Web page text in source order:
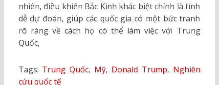
nhiên, điều khiến Bắc Kinh khác biệt chính là tính
dễ dự đoán, giúp các quốc gia có một bức tranh
rõ ràng về cách họ có thể làm việc với Trung
Quốc,
Tags: Trung Quốc, Mỹ, Donald Trump, Nghiên
cứu quốc tế